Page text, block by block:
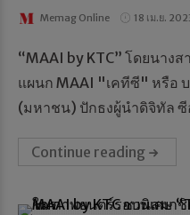
Memag Online 18 เม.ย.
“MAAI by KTC” โดยนาง
แผนก MAAI "เคทีซี" หรือ
(มหาชน) ปักธงผู้นำดิจิทัล
Continue reading